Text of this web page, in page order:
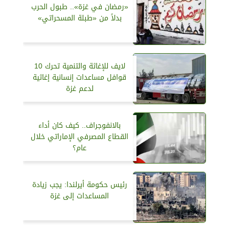
«رمضان في غزة».. طبول الحرب
بدلاً من «طبلة المسحراتي»
لايف للإغاثة والتنمية تحرك 10
قوافل مساعدات إنسانية إغاثية
لدعم غزة
بالانفوجراف.. كيف كان أداء
القطاع المصرفي الإماراتي خلال
عام؟
رئيس حكومة أيرلندا: يجب زيادة
المساعدات إلى غزة